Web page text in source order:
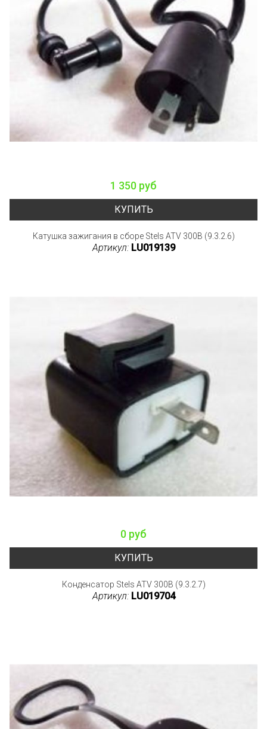
1 350 руб
КУПИТЬ
Катушка зажигания в сборе Stels ATV 300B (9.3.2.6)
Артикул: LU019139
0 руб
КУПИТЬ
Конденсатор Stels ATV 300B (9.3.2.7)
Артикул: LU019704